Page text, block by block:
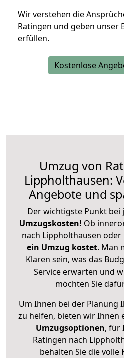
Wir verstehen die
Ratingen und geben unser
erfüllen.
Kostenlose
Umzug von
Lippholthausen:
Angebote und
Der wichtigste Punkt bei
Umzugskosten! Ob
nach Lippholthausen oder
ein Umzug kostet. Man
Klaren sein, was das
Service erwarten und
möchten Sie
Um Ihnen bei der Planung
zu helfen, bieten wir Ihnen
Umzugsoptionen, für
Ratingen nach
behalten Sie die